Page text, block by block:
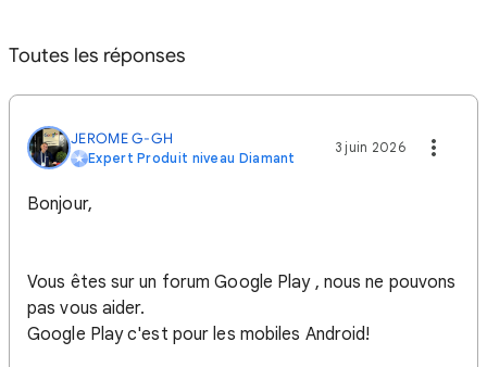
Toutes les réponses
JEROME G-GH
Expert Produit niveau Diamant
3 juin 2026
Bonjour,
Vous êtes sur un forum Google Play , nous ne pouvons
pas vous aider.
Google Play c'est pour les mobiles Android!